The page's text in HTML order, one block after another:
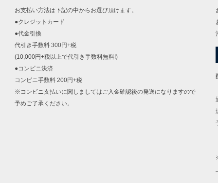
お支払い方法は下記の中からお選び頂けます。
●クレジットカード
●代金引換
代引き手数料 300円+税
(10,000円+税以上で代引き手数料無料!)
●コンビニ決済
コンビニ手数料 200円+税
※コンビニ支払いに関しましてはご入金確認後の発送になりますので
予めご了承ください。